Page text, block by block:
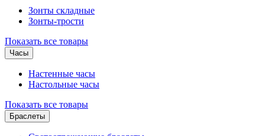
Зонты складные
Зонты-трости
Показать все товары
Часы
Настенные часы
Настольные часы
Показать все товары
Браслеты